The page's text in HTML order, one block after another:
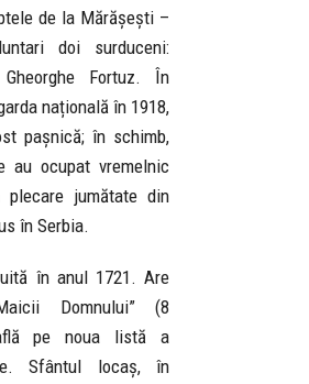
de la Mărășești –
doi surduceni:
Fortuz. În
națională în 1918,
pașnică; în schimb,
au ocupat vremelnic
jumătate din
în Serbia.
în anul 1721. Are
Domnului” (8
pe noua listă a
Sfântul locaș, în